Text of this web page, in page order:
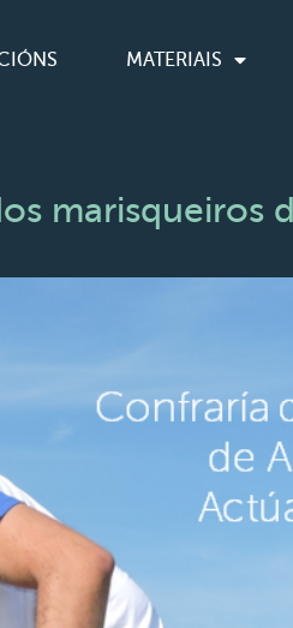
MATERIAIS
marisqueiros